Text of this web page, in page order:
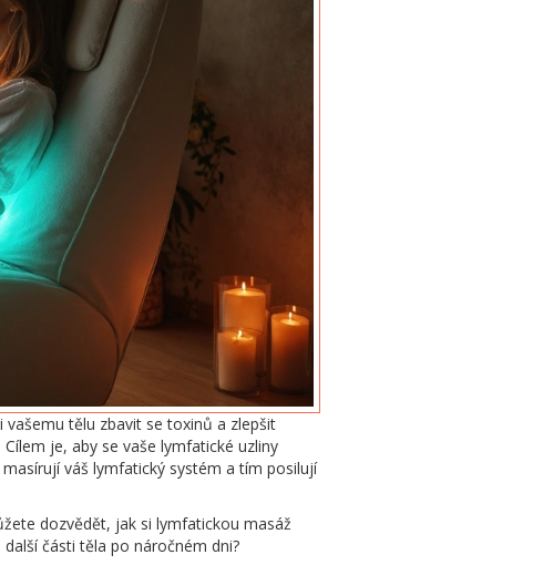
tělu zbavit se toxinů a zlepšit
je, aby se vaše lymfatické uzliny
váš lymfatický systém a tím posilují
dozvědět, jak si lymfatickou masáž
části těla po náročném dni?